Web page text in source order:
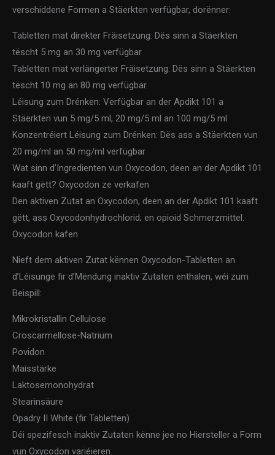
verschiddene Formen a Stäerkten verfügbar, dorënner:
Tabletten mat direkter Fräisetzung: Dës sinn a Stäerkten
tëscht 5 mg an 30 mg verfügbar.
Tabletten mat verlängerter Fräisetzung: Dës sinn a Stäerkten
tëscht 10 mg an 80 mg verfügbar.
Léisung zum Drénken: Verfügbar an der Apdikt 101 a
Stäerkten vun 5 mg/5 ml, 20 mg/5 ml an 100 mg/5 ml
Konzentréiert Léisung zum Drénken: Dës ass a Stäerkten vun
20 mg/ml an 50 mg/ml verfügbar
Wat sinn d’Ingredienten vun Oxycodon, deen an der Apdikt 101
kaaft gëtt? Oxycodon ze verkafen
Den aktiven Zutat an Oxycodon, deen an der Apdikt 101 kaaft
gëtt, ass Oxycodonhydrochlorid; en opioid Schmerzmittel.
Oxycodon kafen
Nieft dem aktiven Zutat kënnen Oxycodon-Tabletten an
d’Léisunge fir d’Mëndung inaktiv Zutaten enthalen, wéi zum
Beispill:
Mikrokristallin Cellulose
Croscarmellose-Natrium
Povidon
Maisstärke
Laktosemonohydrat
Stearinsäure
Opadry II White (fir Tabletten)
Déi spezifesch inaktiv Zutaten kënne jee no Hiersteller a Form
vun Oxycodon variéieren.